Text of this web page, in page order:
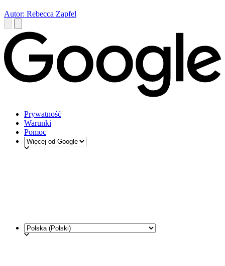
Autor: Rebecca Zapfel
Prywatność
Warunki
Pomoc